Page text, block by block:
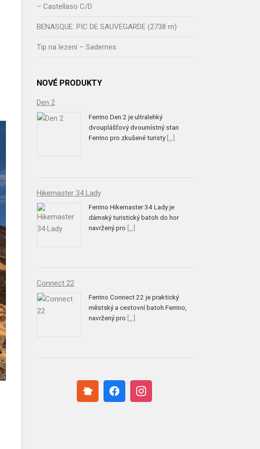
– Castellaso C/D
BENASQUE: PIC DE SAUVEGARDE (2738 m)
Tip na lezení – Sadernes
NOVÉ PRODUKTY
Den 2
Ferrino Den 2 je ultralehký
dvouplášťový dvoumístný stan
Ferrino pro zkušené turisty [...]
Hikemaster 34 Lady
Ferrino Hikemaster 34 Lady je
dámský turistický batoh do hor
navržený pro [...]
Connect 22
Ferrino Connect 22 je praktický
městský a cestovní batoh Ferrino,
navržený pro [...]